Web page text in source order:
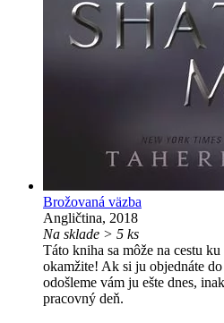
Brožovaná väzba
Angličtina, 2018
Na sklade > 5 ks
Táto kniha sa môže na cestu
okamžite! Ak si ju objednáte
odošleme vám ju ešte dnes,
pracovný deň.